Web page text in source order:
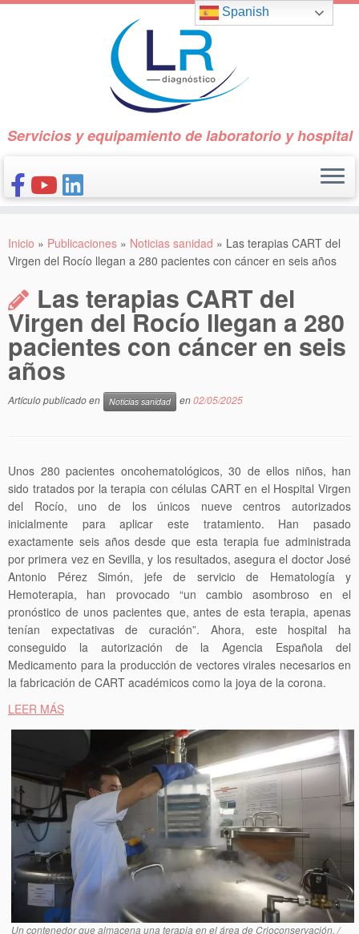
Saltar
Servicios y equipamiento de laboratorio y hospital
CONÓCENOS
PUBLICACIONES
CONTACTO
Inicio » Publicaciones » Noticias sanidad » Las terapias CART del
Virgen del Rocío llegan a 280 pacientes con cáncer en seis años
Las terapias CART del
Virgen del Rocío llegan a 280
pacientes con cáncer en seis
años
Artículo publicado en Noticias sanidad en02/05/2025
Unos 280 pacientes oncohematológicos, 30 de ellos niños, han
sido tratados por la terapia con células CART en el Hospital Virgen
del Rocío, uno de los únicos nueve centros autorizados
inicialmente para aplicar este tratamiento. Han pasado
exactamente seis años desde que esta terapia fue administrada
por primera vez en Sevilla, y los resultados, asegura el doctor José
Antonio Pérez Simón, jefe de servicio de Hematología y
Hemoterapia, han provocado “un cambio asombroso en el
pronóstico de unos pacientes que, antes de esta terapia, apenas
tenían expectativas de curación”. Ahora, este hospital ha
conseguido la autorización de la Agencia Española del
Medicamento para la producción de vectores virales necesarios en
la fabricación de CART académicos como la joya de la corona.
LEER MÁS
Un contenedor que almacena una terapia en el área de Crioconservación. /
Spanish